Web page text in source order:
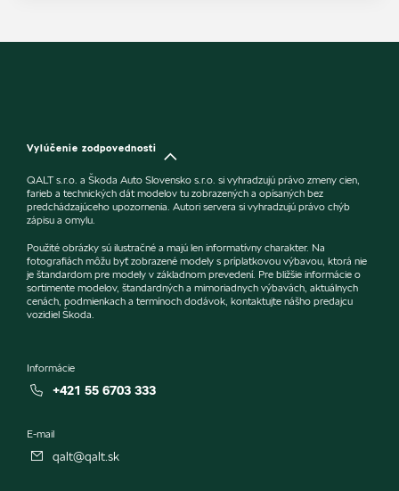
Vylúčenie zodpovednosti
QALT s.r.o. a Škoda Auto Slovensko s.r.o. si vyhradzujú právo zmeny cien,
farieb a technických dát modelov tu zobrazených a opísaných bez
predchádzajúceho upozornenia. Autori servera si vyhradzujú právo chýb
zápisu a omylu.
Použité obrázky sú ilustračné a majú len informatívny charakter. Na
fotografiách môžu byť zobrazené modely s príplatkovou výbavou, ktorá nie
je štandardom pre modely v základnom prevedení. Pre bližšie informácie o
sortimente modelov, štandardných a mimoriadnych výbavách, aktuálnych
cenách, podmienkach a termínoch dodávok, kontaktujte nášho predajcu
vozidiel Škoda.
Informácie
+421 55 6703 333
E-mail
qalt@qalt.sk